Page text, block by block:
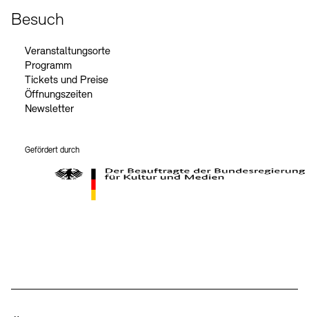
Besuch
Veranstaltungsorte
Programm
Tickets und Preise
Öffnungszeiten
Newsletter
Gefördert durch